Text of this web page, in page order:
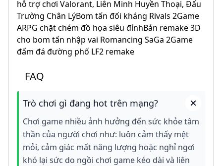
hỗ trợ chơi Valorant, Liên Minh Huyền Thoại, Đấu
Trường Chân LýBom tấn đối kháng Rivals 2Game
ARPG chặt chém đồ họa siêu đỉnhBản remake 3D
cho bom tấn nhập vai Romancing SaGa 2Game
đấm đá đường phố LF2 remake
FAQ
Trò chơi gì đang hot trên mạng?
Chơi game nhiều ảnh hưởng đến sức khỏe tâm
thần của người chơi như: luôn cảm thấy mệt
mỏi, cảm giác mất năng lượng hoặc nghỉ ngơi
khó lại sức do ngồi chơi game kéo dài và liên